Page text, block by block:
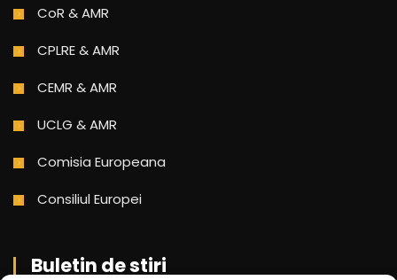
CoR & AMR
CPLRE & AMR
CEMR & AMR
UCLG & AMR
Comisia Europeana
Consiliul Europei
Buletin de stiri